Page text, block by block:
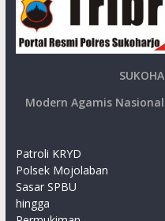
Modern Agamis
Patroli KRYD
Polsek Mojolaban
Sasar SPBU
hingga